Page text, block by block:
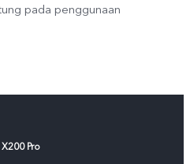
pada penggunaan
X200 Pro